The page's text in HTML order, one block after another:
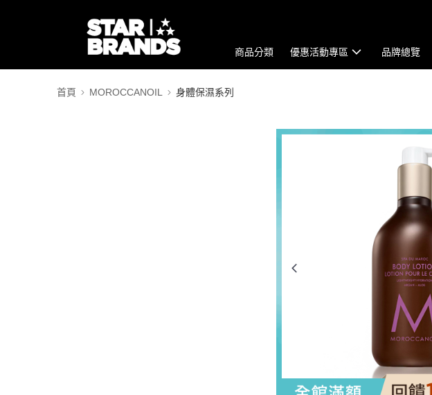
商品分類 優惠活動專區 品牌總覽
首頁 MOROCCANOIL 身體保濕系列